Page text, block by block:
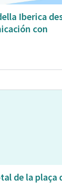
Iberica
con
de la plaça